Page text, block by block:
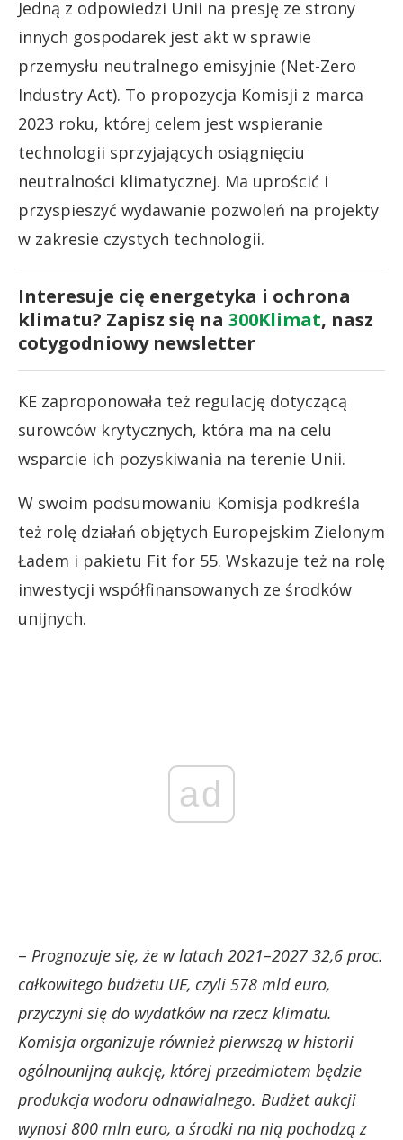
Jedną z odpowiedzi Unii na presję ze strony
innych gospodarek jest akt w sprawie
przemysłu neutralnego emisyjnie (Net-Zero
Industry Act). To propozycja Komisji z marca
2023 roku, której celem jest wspieranie
technologii sprzyjających osiągnięciu
neutralności klimatycznej. Ma uprościć i
przyspieszyć wydawanie pozwoleń na projekty
w zakresie czystych technologii.
Interesuje cię energetyka i ochrona
klimatu? Zapisz się na 300Klimat, nasz
cotygodniowy newsletter
KE zaproponowała też regulację dotyczącą
surowców krytycznych, która ma na celu
wsparcie ich pozyskiwania na terenie Unii.
W swoim podsumowaniu Komisja podkreśla
też rolę działań objętych Europejskim Zielonym
Ładem i pakietu Fit for 55. Wskazuje też na rolę
inwestycji współfinansowanych ze środków
unijnych.
ad
– Prognozuje się, że w latach 2021–2027 32,6 proc.
całkowitego budżetu UE, czyli 578 mld euro,
przyczyni się do wydatków na rzecz klimatu.
Komisja organizuje również pierwszą w historii
ogólnounijną aukcję, której przedmiotem będzie
produkcja wodoru odnawialnego. Budżet aukcji
wynosi 800 mln euro, a środki na nią pochodzą z